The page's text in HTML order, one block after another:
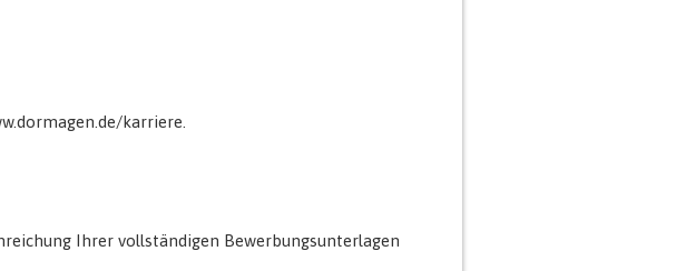
karriere
Ihrer vollständigen Bewerbungsunterlagen